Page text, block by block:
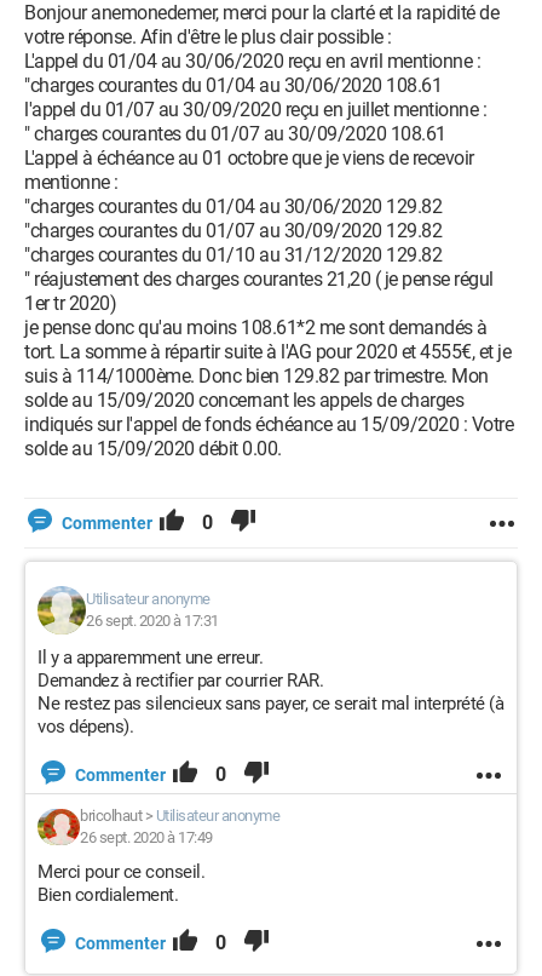
Bonjour anemonedemer, merci pour la clarté et la rapidité de
votre réponse. Afin d'être le plus clair possible :
L'appel du 01/04 au 30/06/2020 reçu en avril mentionne :
"charges courantes du 01/04 au 30/06/2020 108.61
l'appel du 01/07 au 30/09/2020 reçu en juillet mentionne :
" charges courantes du 01/07 au 30/09/2020 108.61
L'appel à échéance au 01 octobre que je viens de recevoir
mentionne :
"charges courantes du 01/04 au 30/06/2020 129.82
"charges courantes du 01/07 au 30/09/2020 129.82
"charges courantes du 01/10 au 31/12/2020 129.82
" réajustement des charges courantes 21,20 ( je pense régul
1er tr 2020)
je pense donc qu'au moins 108.61*2 me sont demandés à
tort. La somme à répartir suite à l'AG pour 2020 et 4555€, et je
suis à 114/1000ème. Donc bien 129.82 par trimestre. Mon
solde au 15/09/2020 concernant les appels de charges
indiqués sur l'appel de fonds échéance au 15/09/2020 : Votre
solde au 15/09/2020 débit 0.00.
Commenter 0
Utilisateur anonyme
26 sept. 2020 à 17:31
Il y a apparemment une erreur.
Demandez à rectifier par courrier RAR.
Ne restez pas silencieux sans payer, ce serait mal interprété (à
vos dépens).
Commenter 0
bricolhaut> Utilisateur anonyme
26 sept. 2020 à 17:49
Merci pour ce conseil.
Bien cordialement.
Commenter 0